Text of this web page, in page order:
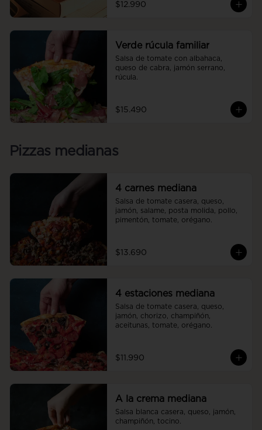
$12.990
Verde rúcula familiar
Salsa de tomate con albahaca,
queso de cabra, jamón serrano,
rúcula.
$15.490
Pizzas medianas
4 carnes mediana
Salsa de tomate casera, queso,
jamón, salame, posta molida, pollo,
pimentón, tomate, orégano.
$13.690
4 estaciones mediana
Salsa de tomate casera, queso,
jamón, chorizo, champiñón,
aceitunas, tomate, orégano.
$11.990
A la crema mediana
Salsa blanca casera, queso, jamón,
champiñón, tocino.